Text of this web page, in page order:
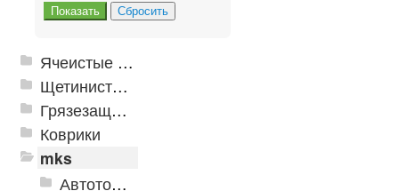
Ячеистые грязезащитные покрытия
Щетинистые покрытия
Грязезащитные, влаговпитывающие покрытия
Коврики
mks
Автотовары